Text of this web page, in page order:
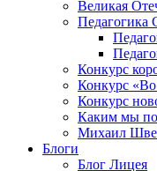
Великая
Педагогика
Конкурс
Конкурс «Во
Конкурс
Каким мы
Михаил
Блоги
Блог Лицея